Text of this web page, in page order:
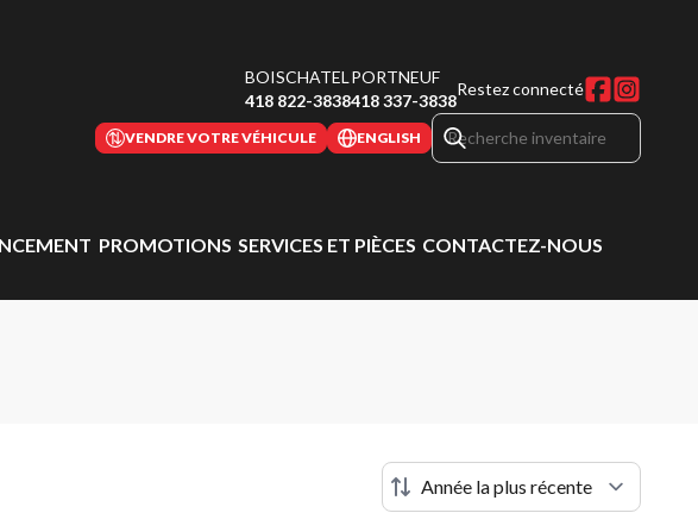
BOISCHATEL
418 822-3838
PORTNEUF
418 337-3838
Restez connecté
VENDRE VOTRE VÉHICULE ENGLISH
PROMOTIONS SERVICES ET PIÈCES CONTACTEZ-NOUS